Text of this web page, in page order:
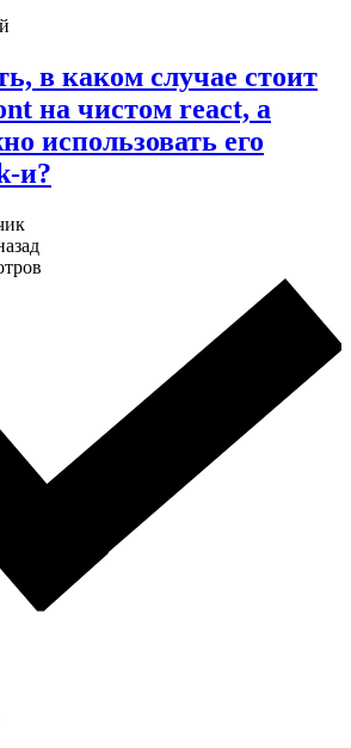
в каком случае стоит
на чистом react, а
использовать его
и?